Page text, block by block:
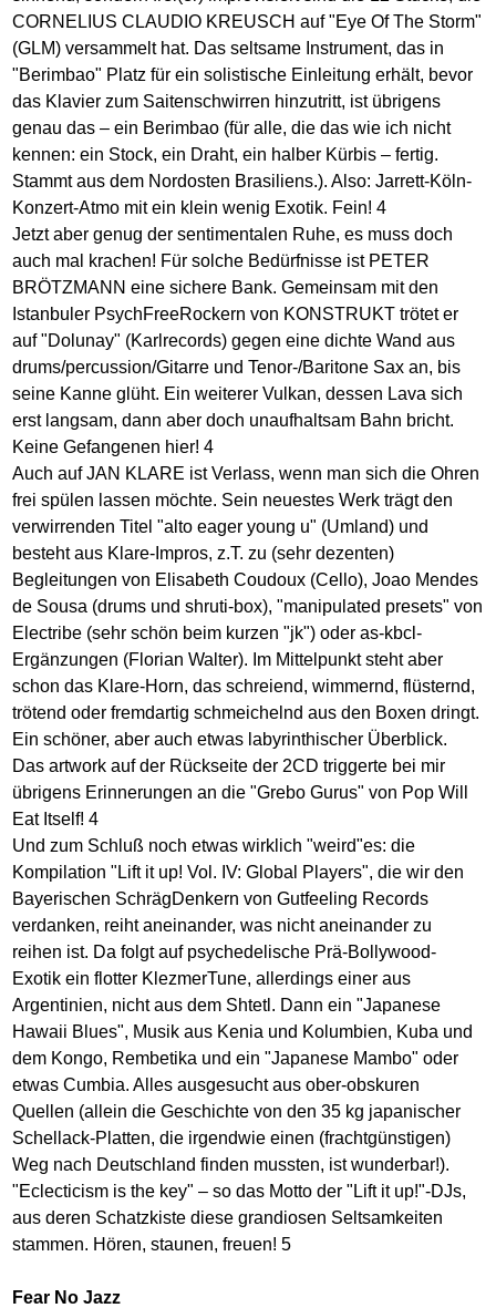
CORNELIUS CLAUDIO KREUSCH auf "Eye Of The Storm"
(GLM) versammelt hat. Das seltsame Instrument, das in
"Berimbao" Platz für ein solistische Einleitung erhält, bevor
das Klavier zum Saitenschwirren hinzutritt, ist übrigens
genau das – ein Berimbao (für alle, die das wie ich nicht
kennen: ein Stock, ein Draht, ein halber Kürbis – fertig.
Stammt aus dem Nordosten Brasiliens.). Also: Jarrett-Köln-
Konzert-Atmo mit ein klein wenig Exotik. Fein! 4
Jetzt aber genug der sentimentalen Ruhe, es muss doch
auch mal krachen! Für solche Bedürfnisse ist PETER
BRÖTZMANN eine sichere Bank. Gemeinsam mit den
Istanbuler PsychFreeRockern von KONSTRUKT trötet er
auf "Dolunay" (Karlrecords) gegen eine dichte Wand aus
drums/percussion/Gitarre und Tenor-/Baritone Sax an, bis
seine Kanne glüht. Ein weiterer Vulkan, dessen Lava sich
erst langsam, dann aber doch unaufhaltsam Bahn bricht.
Keine Gefangenen hier! 4
Auch auf JAN KLARE ist Verlass, wenn man sich die Ohren
frei spülen lassen möchte. Sein neuestes Werk trägt den
verwirrenden Titel "alto eager young u" (Umland) und
besteht aus Klare-Impros, z.T. zu (sehr dezenten)
Begleitungen von Elisabeth Coudoux (Cello), Joao Mendes
de Sousa (drums und shruti-box), "manipulated presets" von
Electribe (sehr schön beim kurzen "jk") oder as-kbcl-
Ergänzungen (Florian Walter). Im Mittelpunkt steht aber
schon das Klare-Horn, das schreiend, wimmernd, flüsternd,
trötend oder fremdartig schmeichelnd aus den Boxen dringt.
Ein schöner, aber auch etwas labyrinthischer Überblick.
Das artwork auf der Rückseite der 2CD triggerte bei mir
übrigens Erinnerungen an die "Grebo Gurus" von Pop Will
Eat Itself! 4
Und zum Schluß noch etwas wirklich "weird"es: die
Kompilation "Lift it up! Vol. IV: Global Players", die wir den
Bayerischen SchrägDenkern von Gutfeeling Records
verdanken, reiht aneinander, was nicht aneinander zu
reihen ist. Da folgt auf psychedelische Prä-Bollywood-
Exotik ein flotter KlezmerTune, allerdings einer aus
Argentinien, nicht aus dem Shtetl. Dann ein "Japanese
Hawaii Blues", Musik aus Kenia und Kolumbien, Kuba und
dem Kongo, Rembetika und ein "Japanese Mambo" oder
etwas Cumbia. Alles ausgesucht aus ober-obskuren
Quellen (allein die Geschichte von den 35 kg japanischer
Schellack-Platten, die irgendwie einen (frachtgünstigen)
Weg nach Deutschland finden mussten, ist wunderbar!).
"Eclecticism is the key" – so das Motto der "Lift it up!"-DJs,
aus deren Schatzkiste diese grandiosen Seltsamkeiten
stammen. Hören, staunen, freuen! 5
Fear No Jazz